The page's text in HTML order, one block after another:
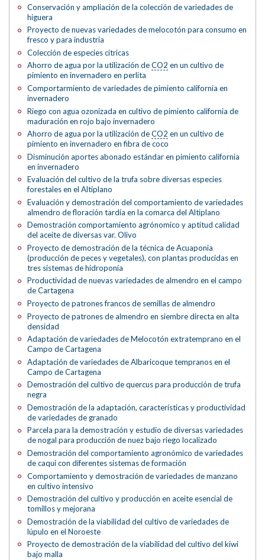
Conservación y ampliación de la colección de variedades de
higuera
Proyecto de nuevas variedades de melocotón para consumo en
fresco y para industria
Colección de especies cítricas
Ahorro de agua por la utilización deCO2 en un cultivo de
pimiento en invernadero en perlita
Comportarmiento de variedades de pimiento california en
invernadero
Riego con agua ozonizada en cultivo de pimiento california de
maduración en rojo bajo invernadero
Ahorro de agua por la utilización deCO2 en un cultivo de
pimiento en invernadero en fibra de coco
Disminución aportes abonado estándar en pimiento california
en invernadero
Evaluación del cultivo de la trufa sobre diversas especies
forestales en el Altiplano
Evaluación y demostración del comportamiento de variedades
almendro de floración tardía en la comarca del Altiplano
Demostración comportamiento agrónomico y aptitud calidad
del aceite de diversas var. Olivo
Proyecto de demostración de la técnica de Acuaponia
(producción de peces y vegetales), con plantas producidas en
tres sistemas de hidroponía
Productividad de nuevas variedades de almendro en el campo
de Cartagena
Proyecto de patrones francos de semillas de almendro
Proyecto de patrones de almendro en siembre directa en alta
densidad
Adaptación de variedades de Melocotón extratemprano en el
Campo de Cartagena
Adaptación de variedades de Albaricoque tempranos en el
Campo de Cartagena
Demostración del cultivo de quercus para producción de trufa
negra
Demostración de la adaptación, características y productividad
de variedades de granado
Parcela para la demostración y estudio de diversas variedades
de nogal para producción de nuez bajo riego localizado
Demostración del comportamiento agronómico de variedades
de caqui con diferentes sistemas de formación
Comportamiento y demostración de variedades de manzano
en cultivo intensivo
Demostración del cultivo y producción en aceite esencial de
tomillos y mejorana
Demostración de la viabilidad del cultivo de variedades de
lúpulo en el Noroeste
Proyecto de demostración de la viabilidad del cultivo del kiwi
bajo malla